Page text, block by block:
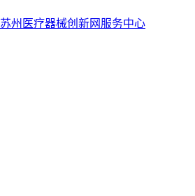
苏州医疗器械创新网服务中心